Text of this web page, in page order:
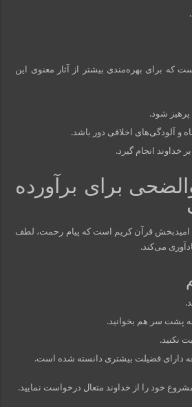
که برای بهره‌مندی بیشتر از آثار معنوی این
پرهیز شود.
و آلودگی‌های اخلاقی دور باشد.
خداوند انجام گیرد.
برای برآورده
قرآن کریم است که پیام رحمت، لطف
می‌کند.
نکنید.
دارای فضیلت بیشتری دانسته شده است.
خود را از خداوند متعال درخواست نمایید.